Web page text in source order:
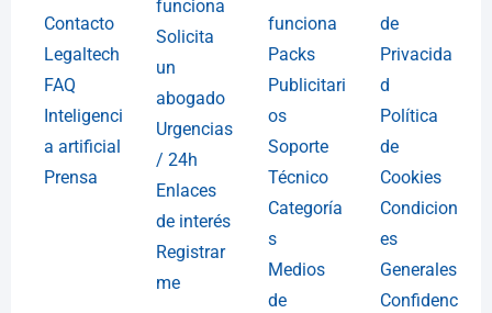
Contacto
Legaltech
FAQ
Inteligenci
a artificial
Prensa
funciona
Solicita
un
abogado
Urgencias
/ 24h
Enlaces
de interés
Registrar
me
funciona
Packs
Publicitari
os
Soporte
Técnico
Categoría
s
Medios
de
de
Privacida
d
Política
de
Cookies
Condicion
es
Generales
Confidenc